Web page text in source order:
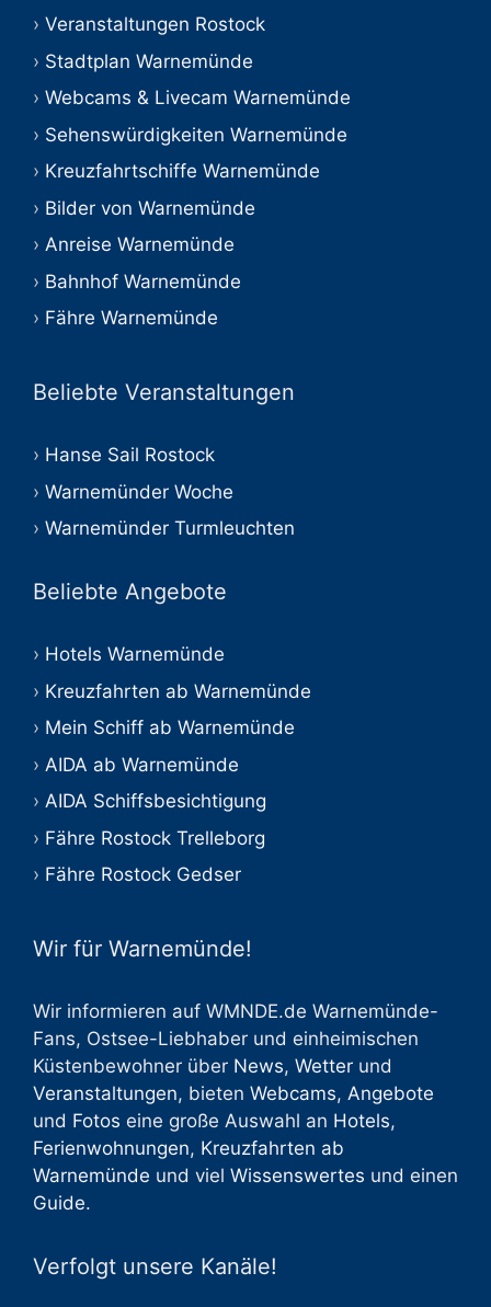
Veranstaltungen Rostock
Stadtplan Warnemünde
Webcams & Livecam Warnemünde
Sehenswürdigkeiten Warnemünde
Kreuzfahrtschiffe Warnemünde
Bilder von Warnemünde
Anreise Warnemünde
Bahnhof Warnemünde
Fähre Warnemünde
Beliebte Veranstaltungen
Hanse Sail Rostock
Warnemünder Woche
Warnemünder Turmleuchten
Beliebte Angebote
Hotels Warnemünde
Kreuzfahrten ab Warnemünde
Mein Schiff ab Warnemünde
AIDA ab Warnemünde
AIDA Schiffsbesichtigung
Fähre Rostock Trelleborg
Fähre Rostock Gedser
Wir für Warnemünde!
Wir informieren auf WMNDE.de Warnemünde-
Fans, Ostsee-Liebhaber und einheimischen
Küstenbewohner über News, Wetter und
Veranstaltungen, bieten Webcams, Angebote
und Fotos eine große Auswahl an Hotels,
Ferienwohnungen, Kreuzfahrten ab
Warnemünde und viel Wissenswertes und einen
Guide.
Verfolgt unsere Kanäle!